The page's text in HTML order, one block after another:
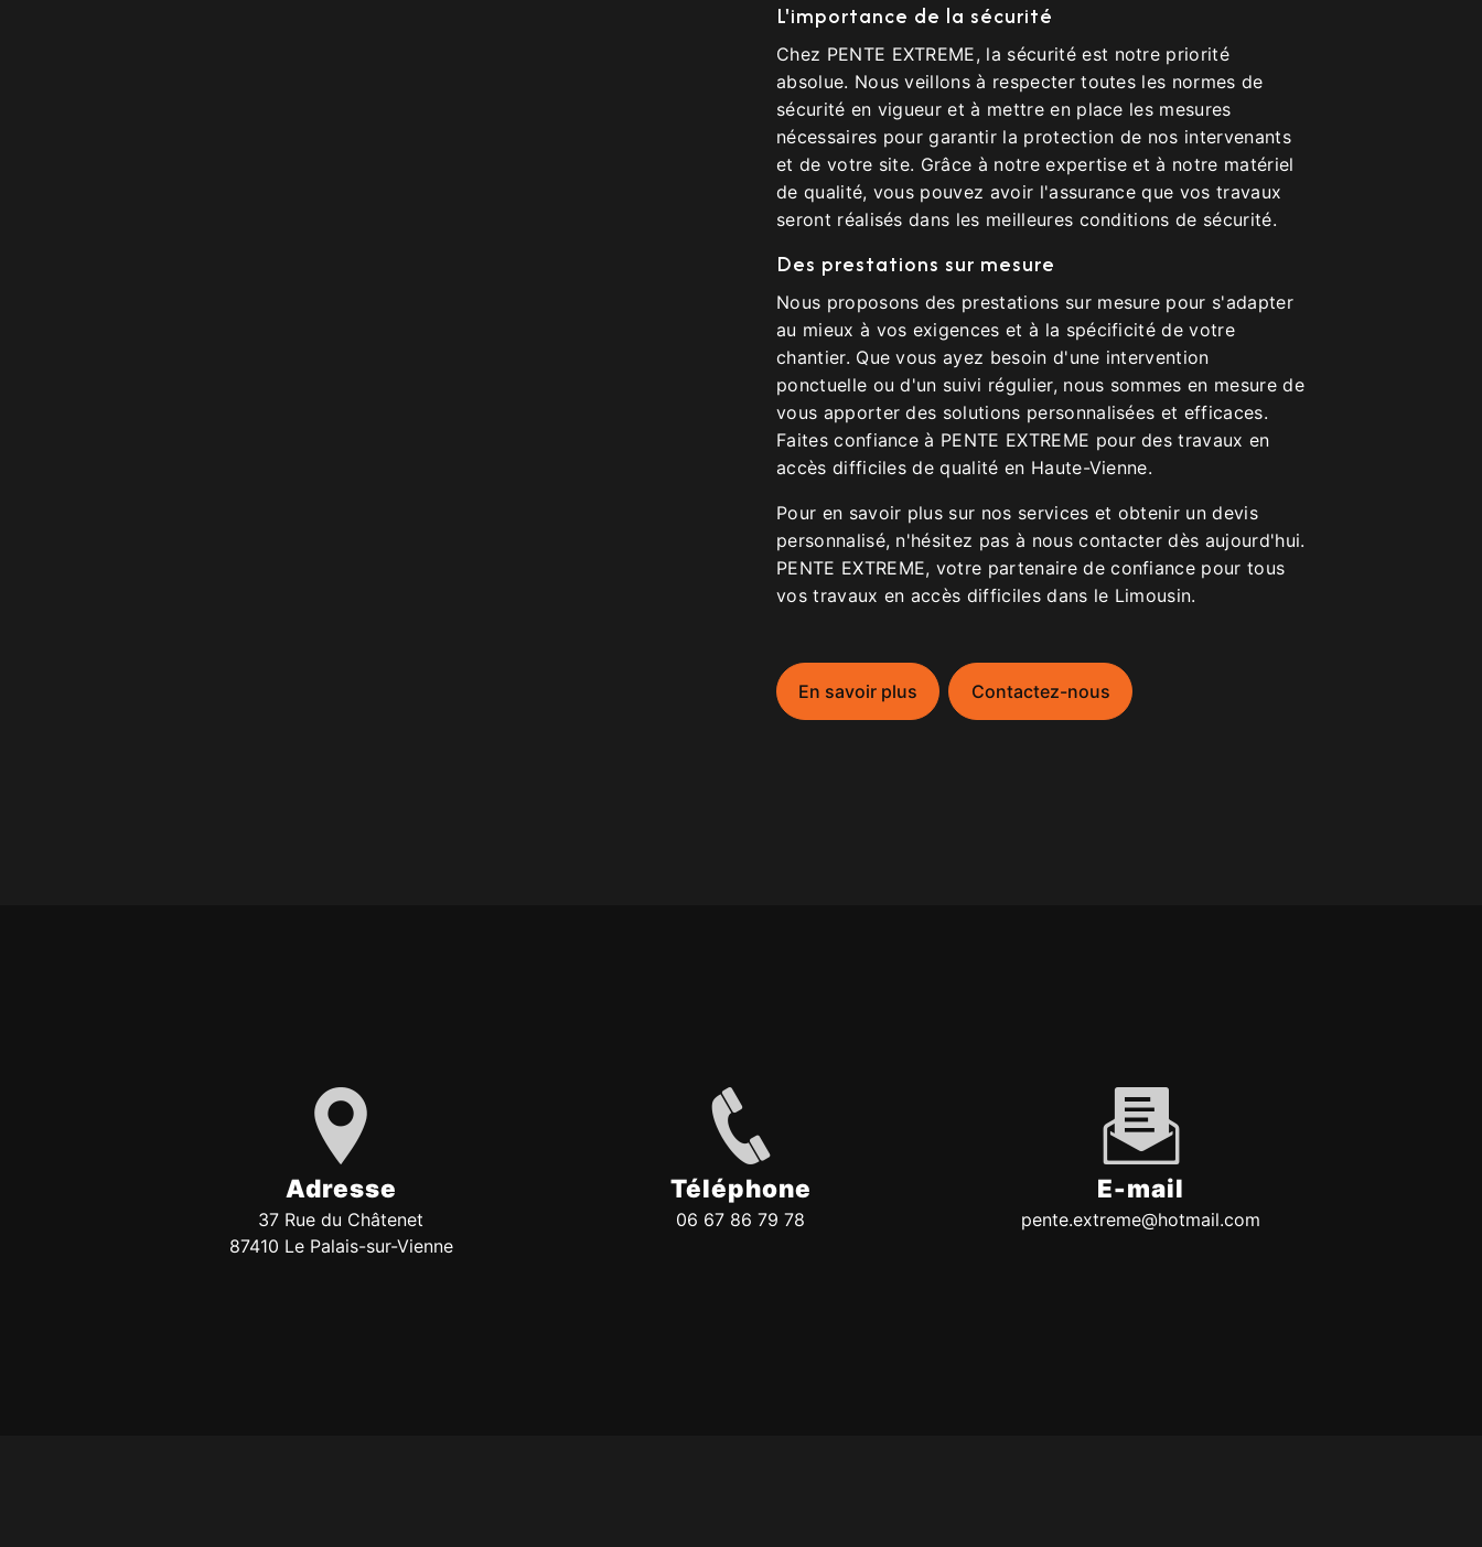
L'importance de la sécurité
Chez PENTE EXTREME, la sécurité est notre priorité
absolue. Nous veillons à respecter toutes les normes de
sécurité en vigueur et à mettre en place les mesures
nécessaires pour garantir la protection de nos intervenants
et de votre site. Grâce à notre expertise et à notre matériel
de qualité, vous pouvez avoir l'assurance que vos travaux
seront réalisés dans les meilleures conditions de sécurité.
Des prestations sur mesure
Nous proposons des prestations sur mesure pour s'adapter
au mieux à vos exigences et à la spécificité de votre
chantier. Que vous ayez besoin d'une intervention
ponctuelle ou d'un suivi régulier, nous sommes en mesure de
vous apporter des solutions personnalisées et efficaces.
Faites confiance à PENTE EXTREME pour des travaux en
accès difficiles de qualité en Haute-Vienne.
Pour en savoir plus sur nos services et obtenir un devis
personnalisé, n'hésitez pas à nous contacter dès aujourd'hui.
PENTE EXTREME, votre partenaire de confiance pour tous
vos travaux en accès difficiles dans le Limousin.
En savoir plus Contactez-nous
Adresse
37 Rue du Châtenet
87410 Le Palais-sur-Vienne
Téléphone
06 67 86 79 78
E-mail
pente.extreme@hotmail.com